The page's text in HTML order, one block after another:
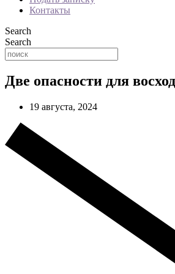
Контакты
Search
Search
Две опасности для
19 августа, 2024